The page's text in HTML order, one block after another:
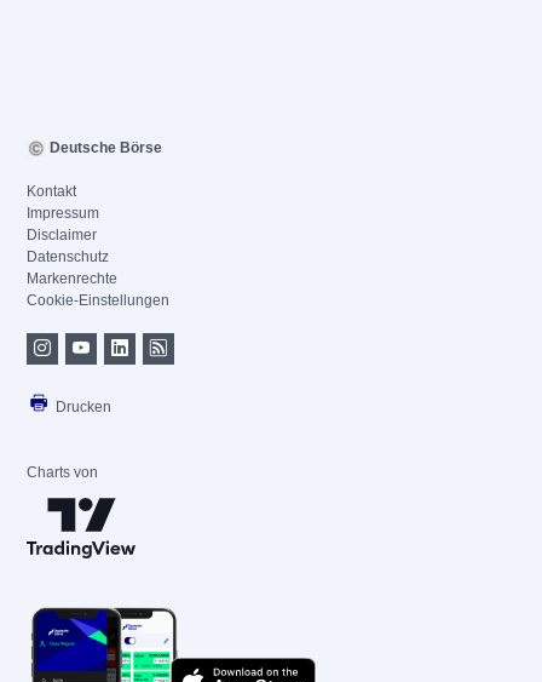
Deutsche Börse
Kontakt
Impressum
Disclaimer
Datenschutz
Markenrechte
Cookie-Einstellungen
Drucken
Charts von